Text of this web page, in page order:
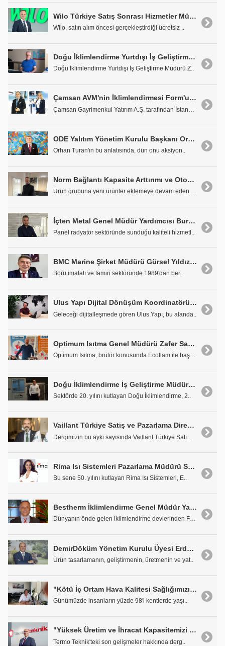
Wilo Türkiye Satış Sonrası Hizmetler Müdürü Necati Ömer Zeyrek: 'İş Yapış Şeklimizi Hızla Pandemi Sürecine Adapte Ettik'
Wilo, satın alım öncesi gerçekleştirdiği ücretsiz ..
Doğu İklimlendirme Yurtdışı İş Geliştirme Müdürü Zihni Işık: 'Dinle, Uygula, Güven, Tesis Et, Sun'
Doğu İklimlendirme Yurtdışı İş Geliştirme Müdürü Z..
Çamsan AVM'nin İklimlendirmesi Form'un Enerji Verimli Çözümleri İle Sağlanıyor
ODE Yalıtım Yönetim Kurulu Başkanı Orhan Turan: "Pes Etmeyi Sevmem, Mücadele Benim Karakterim!"
Orhan Turan'ın bu anlatısında, dün onu aksiyon..
Norm Bağlantı Kapasite Arttırımı ve Otomasyona Odaklandı
Ürün grubuna yeni ürünler eklemeye devam eden Norm..
İçten Metal Genel Müdür Yardımcısı Burak İçten: 'İhracatımızı Yüzde 20 Arttıracağız'
Panel radyatör sektöründe sunduğu kaliteli hizmetl..
BMC Marine Şirket Müdürü Gürsel Yıldız: 'Verimliliği ve Karlılığı Artıran Çözümler Sunuyoruz'
Boru imalatı ve tamiri sektöründe 1989'dan ber..
Ulus Yapı Dijital Dönüşüm Koordinatörü Birsel Göksu: "Ulus Yapı'da Dijital Dönüşüm Hız Kazanıyor"
Geleceği dijitalleşmede gören Ulus Yapı, bu alanda..
Optimum Isıtma Genel Müdürü Zafer Sağlam: '2020'de En Az Yüzde 30 Büyüme Hedefliyoruz'
Optimum Isıtma, brülör konusunda Ecoflam ile başla..
Doğu İklimlendirme İş Geliştirme Müdürü Süleyman Kavas: '2020'de Yeni Ürünlerimiz Olacak ve İhracatımız Artacak'
Sektörde 20. yılını kutlayan Doğu İklimlendirme, 2..
Vaillant Türkiye Satış ve Pazarlama Direktörü Erol Kayaoğlu: "Aradığınız Her Şey Vaillant'ta Var"
Dergimizin bu ayki sayısında Vaillant Türkiye Satı..
Rima Isı Sistemleri Pazarlama Müdürü Seçil Mert: "Dünyanın Önde Gelen Isı Eşanjörü Üreticisi Olacağız"
Bu sene 50. yılını kutlayan Rima Isı Sistemleri, E..
Bestherm İklimlendirme Genel Müdür Yardımcısı Erol D. Porsemay: "Tecrübemizi Ferroli ile Global Bir Konuma Taşıyacağız"
Dünyanın önde gelen iklimlendirme devlerinden Ferr..
DemirDöküm Yönetim Kurulu Üyesi Erdem Ertuna: "Müşteri Memnuniyeti ve Deneyimini Geliştirecek Birçok Proje Gerçekleştiriyoruz"
Ürün tasarlamanın, geliştirmenin, üretmenin ve yat..
"Kötü İç Ortam Hava Kalitesi Sağlığımızı Bozuyor"
Günümüzde insanların yüzde 98'i kentlerde yaşı..
"Yüksek Üretim ve İhracat Kapasitemizi Güçlendiren Yatırımlar Yapıyoruz"
Termo Teknik'teki son gelişmeler hakkında derg..